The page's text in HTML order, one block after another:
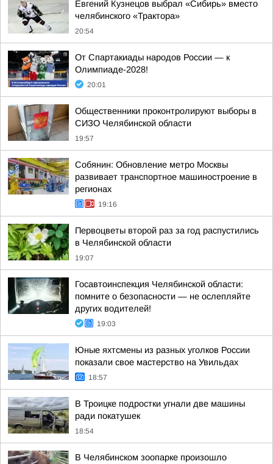
Евгений Кузнецов выбрал «Сибирь» вместо
челябинского «Трактора»
20:54
От Спартакиады народов России — к
Олимпиаде-2028!
20:01
Общественники проконтролируют выборы в
СИЗО Челябинской области
19:57
Собянин: Обновление метро Москвы
развивает транспортное машиностроение в
регионах
19:16
Первоцветы второй раз за год распустились
в Челябинской области
19:07
Госавтоинспекция Челябинской области:
помните о безопасности — не ослепляйте
других водителей!
19:03
Юные яхтсмены из разных уголков России
показали свое мастерство на Увильдах
18:57
В Троицке подростки угнали две машины
ради покатушек
18:54
В Челябинском зоопарке произошло